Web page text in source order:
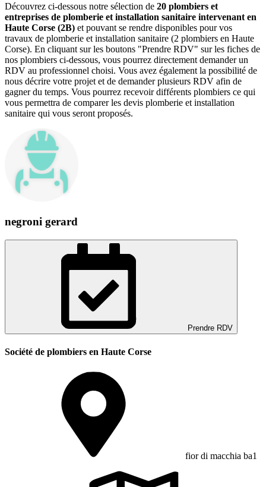
Découvrez ci-dessous notre sélection de 20 plombiers et
entreprises de plomberie et installation sanitaire intervenant en
Haute Corse (2B) et pouvant se rendre disponibles pour vos
travaux de plomberie et installation sanitaire (2 plombiers en Haute
Corse). En cliquant sur les boutons "Prendre RDV" sur les fiches de
nos plombiers ci-dessous, vous pourrez directement demander un
RDV au professionnel choisi. Vous avez également la possibilité de
nous décrire votre projet et de demander plusieurs RDV afin de
gagner du temps. Vous pourrez recevoir différents plombiers ce qui
vous permettra de comparer les devis plomberie et installation
sanitaire qui vous seront proposés.
negroni gerard
Prendre RDV
Société de plombiers en Haute Corse
fior di macchia ba1